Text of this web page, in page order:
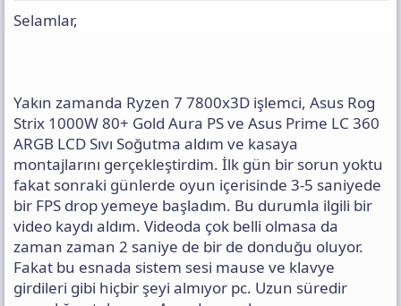
p
y
a
l
a
Selamlar,
Yakın zamanda Ryzen 7 7800x3D işlemci, Asus Rog
Strix 1000W 80+ Gold Aura PS ve Asus Prime LC 360
ARGB LCD Sıvı Soğutma aldım ve kasaya
montajlarını gerçekleştirdim. İlk gün bir sorun yoktu
fakat sonraki günlerde oyun içerisinde 3-5 saniyede
bir FPS drop yemeye başladım. Bu durumla ilgili bir
video kaydı aldım. Videoda çok belli olmasa da
zaman zaman 2 saniye de bir de donduğu oluyor.
Fakat bu esnada sistem sesi mause ve klavye
girdileri gibi hiçbir şeyi almıyor pc. Uzun süredir